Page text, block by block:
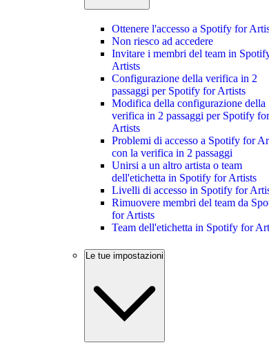
Ottenere l'accesso a Spotify for
Non riesco ad accedere
Invitare i membri del team in
Artists
Configurazione della verifica in 2
passaggi per Spotify for Artists
Modifica della configurazione della
verifica in 2 passaggi per Spotify for
Artists
Problemi di accesso a Spotify for
con la verifica in 2 passaggi
Unirsi a un altro artista o team
dell'etichetta in Spotify for Artists
Livelli di accesso in Spotify for
Rimuovere membri del team da
for Artists
Team dell'etichetta in Spotify for
Le tue impostazioni